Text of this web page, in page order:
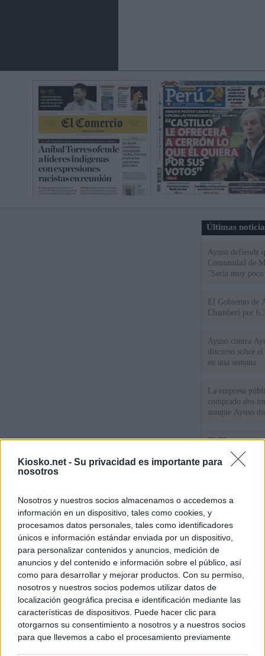
Kiosko.net - Su privacidad es importante para
nosotros
Nosotros y nuestros socios almacenamos o accedemos a
información en un dispositivo, tales como cookies, y
procesamos datos personales, tales como identificadores
únicos e información estándar enviada por un dispositivo,
para personalizar contenidos y anuncios, medición de
anuncios y del contenido e información sobre el público, así
como para desarrollar y mejorar productos. Con su permiso,
nosotros y nuestros socios podemos utilizar datos de
localización geográfica precisa e identificación mediante las
características de dispositivos. Puede hacer clic para
otorgarnos su consentimiento a nosotros y a nuestros socios
para que llevemos a cabo el procesamiento previamente
Últimas
Ayuso defiende
Comunidad de
"Sería muy
El Gobierno de
Chamberí por
Ayuso contra
discurso sobre
en una semana
La empresa
comprado dos
aunque Ayuso
El PP se enreda
ahora que
comunidades en
vías para que
menores
© Kiosko.net Aviso Legal Privacidad y Cookies